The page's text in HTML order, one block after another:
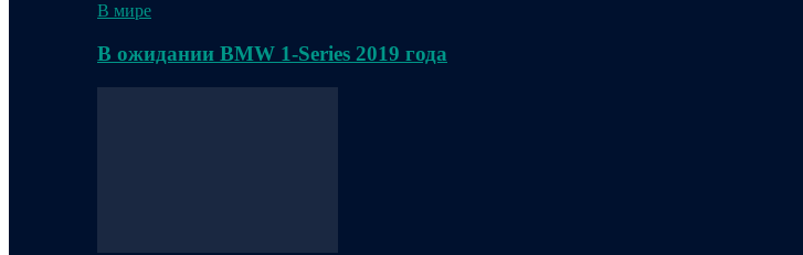
В мире
В ожидании BMW 1-Series 2019 года